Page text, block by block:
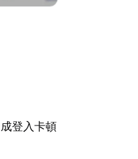
登入卡頓